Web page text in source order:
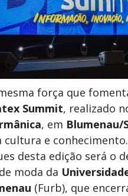
força que
Summit, realizado
, em Blumenau/
cultura e
desta edição será o
moda da
(Furb), que